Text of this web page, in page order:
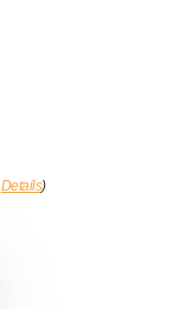
Details)